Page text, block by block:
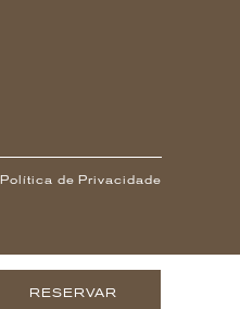
Política de Privacidade
RESERVAR